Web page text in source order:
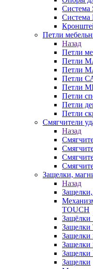
Система
Петли
Назад
Петли
Петли
Петли
Петли
Петли
Петли
Петли
Петли
Смягчители
Назад
Защелки,
Назад
TOUCH
Защелки
Защелки
Защелки
Защелки